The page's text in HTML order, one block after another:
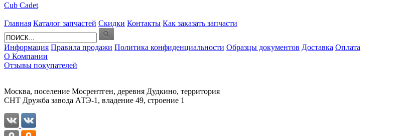
Cub Cadet
Главная Каталог запчастей Скидки Контакты Как заказать запчасти
Информация Правила продажи Политика конфиденциальности Образцы документов Доставка Оплата
О Компании
Отзывы покупателей
Москва, поселение Мосрентген, деревня Дудкино, территория
СНТ Дружба завода АТЭ-1, владение 49, строение 1